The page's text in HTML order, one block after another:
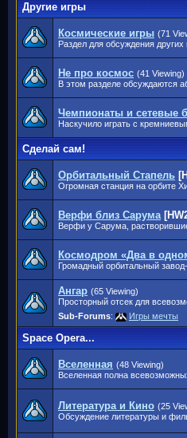
Другие игры
Космические игры (71
Раздел для обсуждения
Не про космос (41 Viewing)
В этом разделе обсуждаются
Чемпионаты и сетевые
Наскучило играть с
Сделай сам!
Орбитальный Стапель
Огромная станция на орбите
Верфи близ Сарума
Верфи у Сарума,
Космодром «Два в
Громадный орбитальный
Ангар (65 Viewing)
Просторный отсек для
Sub-Forums: Игры мечты
Space Opera...
Вселенная (48 Viewing)
Вселенная полна
Литература и Кино (25
Обсуждение литературы и